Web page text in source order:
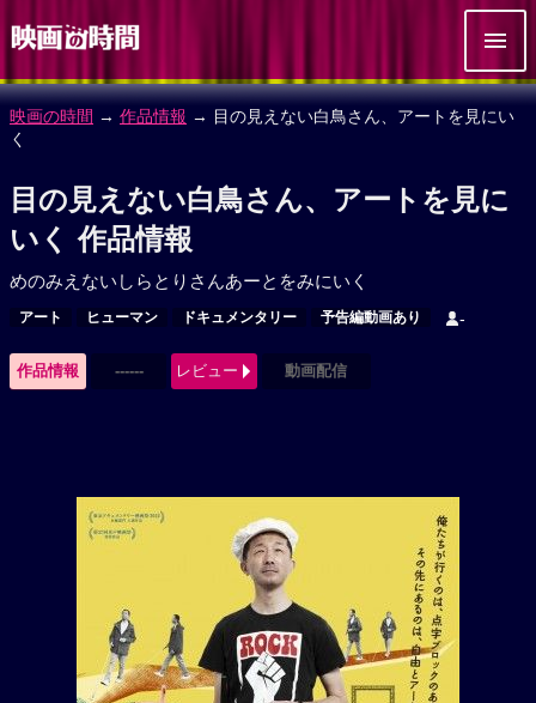
映画の時間 → 作品情報 → 目の見えない白鳥さん、アートを見にい
く
目の見えない白鳥さん、アートを見に
いく 作品情報
めのみえないしらとりさんあーとをみにいく
アート ヒューマン ドキュメンタリー 予告編動画あり -
作品情報 ------ レビュー 動画配信